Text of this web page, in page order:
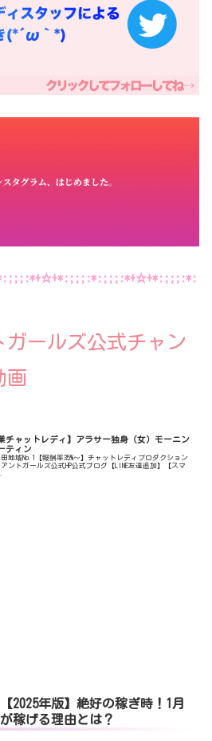
ガールズ公式チャン
画
チャットレディ】アラサー独身（女）モーニン
ティン
地域No.1【報酬率35%〜】チャットレディプロダクション
ントガールズ公式HP公式ブログ【LINE友達追加】【スマ
【2025年版】絶好の稼ぎ時！1月
が稼げる理由とは？